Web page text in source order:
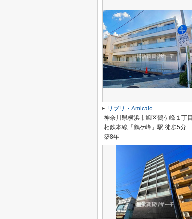
リブリ・Amicale
神奈川県横浜市旭区鶴ケ峰１丁目
相鉄本線「鶴ケ峰」駅 徒歩5分
築8年